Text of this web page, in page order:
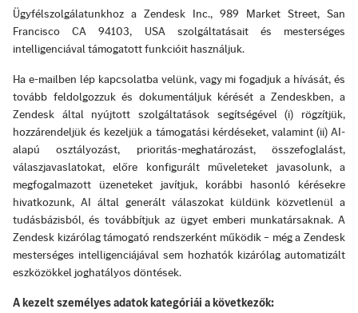
Ügyfélszolgálatunkhoz a Zendesk Inc., 989 Market Street, San
Francisco CA 94103, USA szolgáltatásait és mesterséges
intelligenciával támogatott funkcióit használjuk.
Ha e-mailben lép kapcsolatba velünk, vagy mi fogadjuk a hívását, és
tovább feldolgozzuk és dokumentáljuk kérését a Zendeskben, a
Zendesk által nyújtott szolgáltatások segítségével (i) rögzítjük,
hozzárendeljük és kezeljük a támogatási kérdéseket, valamint (ii) AI-
alapú osztályozást, prioritás-meghatározást, összefoglalást,
válaszjavaslatokat, előre konfigurált műveleteket javasolunk, a
megfogalmazott üzeneteket javítjuk, korábbi hasonló kérésekre
hivatkozunk, AI által generált válaszokat küldünk közvetlenül a
tudásbázisból, és továbbítjuk az ügyet emberi munkatársaknak. A
Zendesk kizárólag támogató rendszerként működik – még a Zendesk
mesterséges intelligenciájával sem hozhatók kizárólag automatizált
eszközökkel joghatályos döntések.
A kezelt személyes adatok kategóriái a következők: